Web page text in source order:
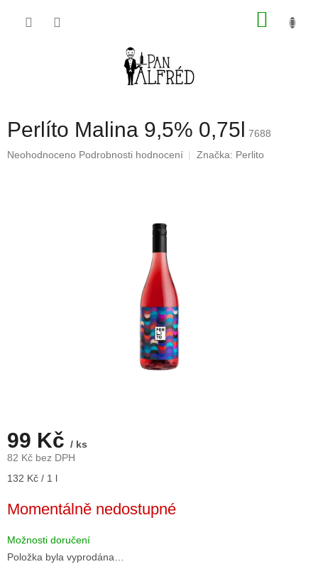
Perlíto Malina 9,5% 0,75l
7688
Průměrné
Neohodnoceno Podrobnosti hodnocení Značka: Perlito
99 Kč / ks
82 Kč bez DPH
Měrná
132 Kč / 1 l
Momentálně nedostupné
Možnosti doručení
Položka byla vyprodána…